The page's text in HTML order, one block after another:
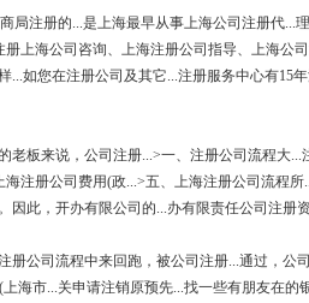
局注册的...是上海最早从事上海公司注册代...
海公司咨询、上海注册公司指导、上海公司
如您在注册公司及其它...注册服务中心有15
老板来说，公司注册...>一、注册公司流程大...
注册公司费用(政...>五、上海注册公司流程所
因此，开办有限公司的...办有限责任公司注册
册公司流程中来回跑，被公司注册...通过，公
海市...关申请注销原预先...找一些有朋友在的